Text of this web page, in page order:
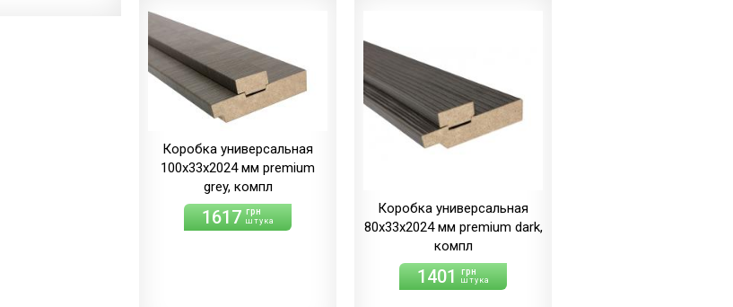
Коробка универсальная
100х33х2024 мм premium
grey, компл
1617 грн
штука
Коробка универсальная
80х33х2024 мм premium dark,
компл
1401 грн
штука